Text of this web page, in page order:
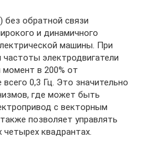
без обратной связи
и динамичного
машины. При
электродвигатели
момент в 200% от
0,3 Гц. Это значительно
где может быть
с векторным
позволяет управлять
квадрантах.